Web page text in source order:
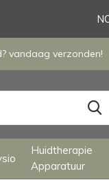
Huidtherapie
Apparatuur
vandaag verzonden!